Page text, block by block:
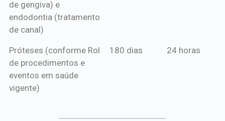
de gengiva) e
endodontia (tratamento
de canal)
Próteses (conforme Rol
de procedimentos e
eventos em saúde
vigente)
180 dias 24 horas